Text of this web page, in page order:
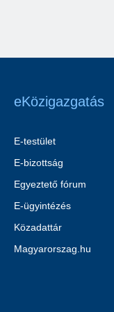
eKözigazgatás
E-testület
E-bizottság
Egyeztető fórum
E-ügyintézés
Közadattár
Magyarorszag.hu